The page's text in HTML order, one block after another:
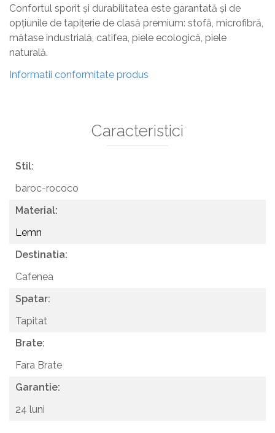
Confortul sporit și durabilitatea este garantată și de
opțiunile de tapițerie de clasă premium: stofă, microfibră,
mătase industrială, catifea, piele ecologică, piele
naturală.
Informatii conformitate produs
Caracteristici
Stil:
baroc-rococo
Material:
Lemn
Destinatia:
Cafenea
Spatar:
Tapitat
Brate:
Fara Brate
Garantie:
24 luni